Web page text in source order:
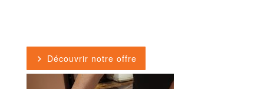
Découvrir notre offre